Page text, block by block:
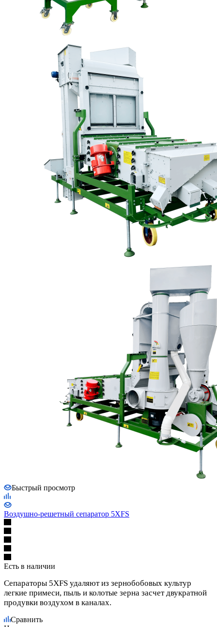
Быстрый просмотр
Воздушно-решетный сепаратор 5XFS
Есть в наличии
Сепараторы 5XFS удаляют из зернобобовых культур
легкие примеси, пыль и колотые зерна засчет двукратной
продувки воздухом в каналах.
Сравнить